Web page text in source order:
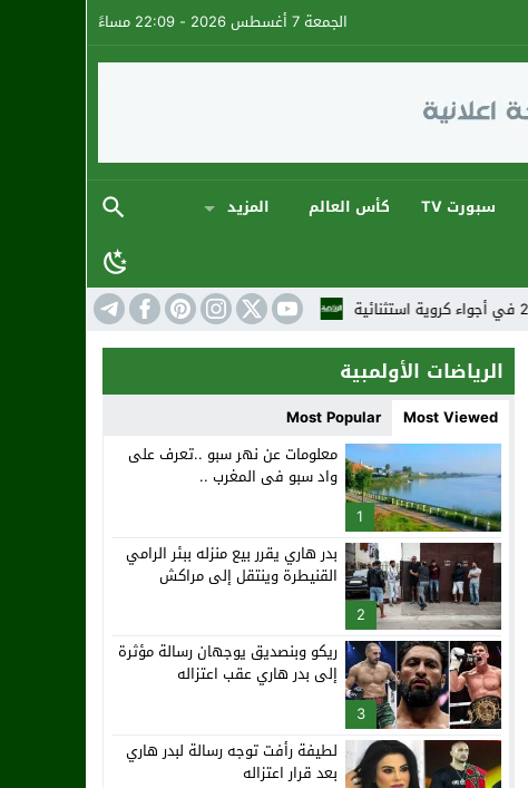
الجمعة 7 أغسطس 2026 - 22:09 مساءً
سبورت TV كأس العالم المزيد
المنتخب المغربي: ارتقاء جديد في تصنيف الفيفا لهذا الشهر
الرياضات الأولمبية
Most Viewed
Most Popular
1
معلومات عن نهر سبو ..تعرف على
واد سبو فى المغرب ..
2
بدر هاري يقرر بيع منزله ببئر الرامي
القنيطرة وينتقل إلى مراكش
3
ريكو وبنصديق يوجهان رسالة مؤثرة
إلى بدر هاري عقب اعتزاله
لطيفة رأفت توجه رسالة لبدر هاري
بعد قرار اعتزاله